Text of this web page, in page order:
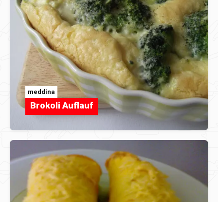
meddina
Brokoli Auflauf